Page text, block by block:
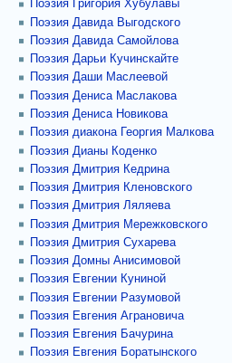
Поэзия Григория Хубулавы
Поэзия Давида Выгодского
Поэзия Давида Самойлова
Поэзия Дарьи Кучинскайте
Поэзия Даши Маслеевой
Поэзия Дениса Маслакова
Поэзия Дениса Новикова
Поэзия диакона Георгия Малкова
Поэзия Дианы Коденко
Поэзия Дмитрия Кедрина
Поэзия Дмитрия Кленовского
Поэзия Дмитрия Ляляева
Поэзия Дмитрия Мережковского
Поэзия Дмитрия Сухарева
Поэзия Домны Анисимовой
Поэзия Евгении Куниной
Поэзия Евгении Разумовой
Поэзия Евгения Аграновича
Поэзия Евгения Бачурина
Поэзия Евгения Боратынского